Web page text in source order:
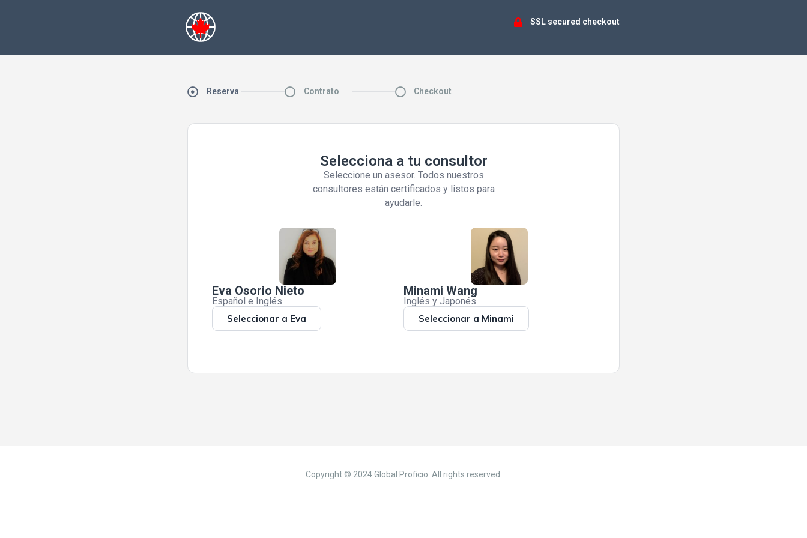
SSL secured checkout
Reserva Contrato Checkout
Selecciona a tu consultor
Seleccione un asesor. Todos nuestros
consultores están certificados y listos para
ayudarle.
Eva Osorio Nieto
Español e Inglés
Seleccionar a Eva
Minami Wang
Inglés y Japonés
Seleccionar a Minami
Copyright © 2024 Global Proficio. All rights reserved.